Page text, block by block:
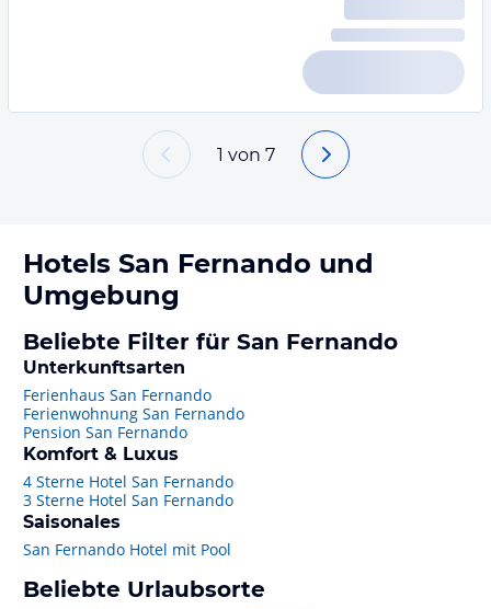
1 von 7
Hotels San Fernando und
Umgebung
Beliebte Filter für San Fernando
Unterkunftsarten
Ferienhaus San Fernando
Ferienwohnung San Fernando
Pension San Fernando
Komfort & Luxus
4 Sterne Hotel San Fernando
3 Sterne Hotel San Fernando
Saisonales
San Fernando Hotel mit Pool
Beliebte Urlaubsorte